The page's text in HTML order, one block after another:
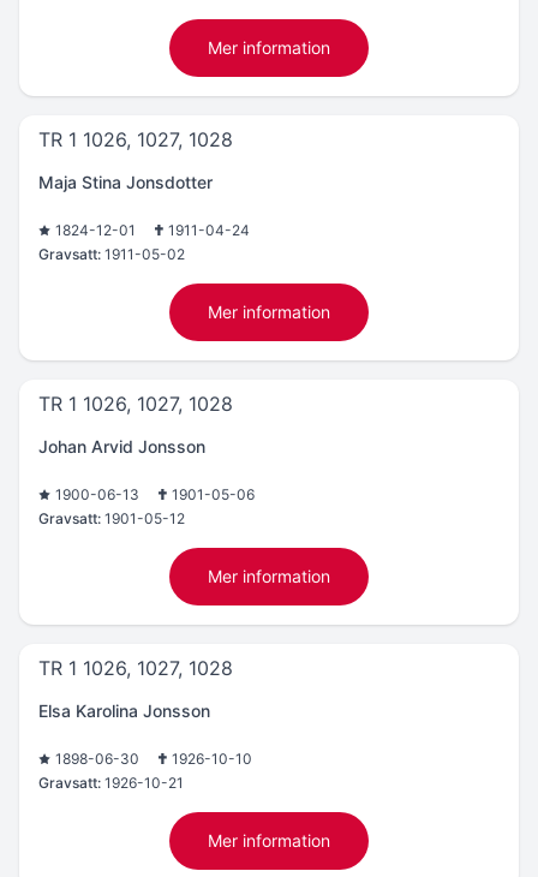
Mer information
TR 1 1026, 1027, 1028
Maja Stina Jonsdotter
1824-12-01
1911-04-24
Gravsatt: 1911-05-02
Mer information
TR 1 1026, 1027, 1028
Johan Arvid Jonsson
1900-06-13
1901-05-06
Gravsatt: 1901-05-12
Mer information
TR 1 1026, 1027, 1028
Elsa Karolina Jonsson
1898-06-30
1926-10-10
Gravsatt: 1926-10-21
Mer information